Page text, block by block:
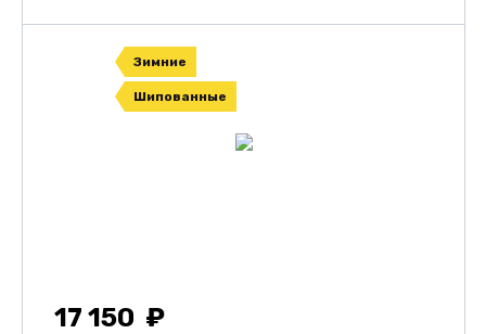
Зимние
Шипованные
17 150